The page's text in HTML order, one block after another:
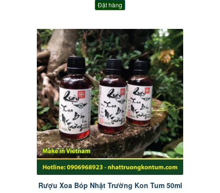
Đặt hàng
Rượu Xoa Bóp Nhật Trường Kon Tum 50ml